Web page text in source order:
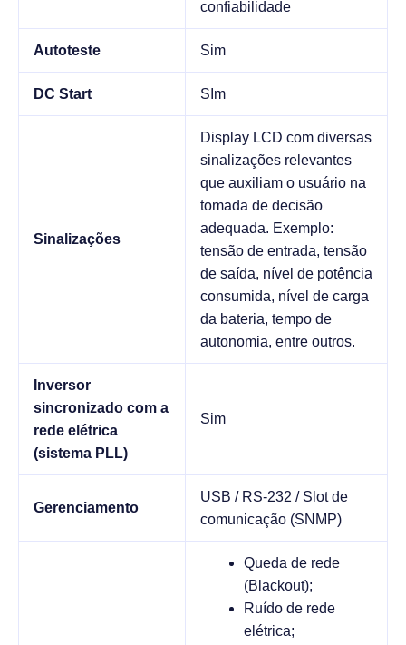
confiabilidade
Autoteste Sim
DC Start SIm
Sinalizações
Display LCD com diversas
sinalizações relevantes
que auxiliam o usuário na
tomada de decisão
adequada. Exemplo:
tensão de entrada, tensão
de saída, nível de potência
consumida, nível de carga
da bateria, tempo de
autonomia, entre outros.
Inversor
sincronizado com a
rede elétrica
(sistema PLL)
Sim
Gerenciamento
USB / RS-232 / Slot de
comunicação (SNMP)
Queda de rede
(Blackout);
Ruído de rede
elétrica;